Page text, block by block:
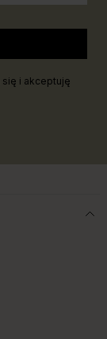
się i akceptuję